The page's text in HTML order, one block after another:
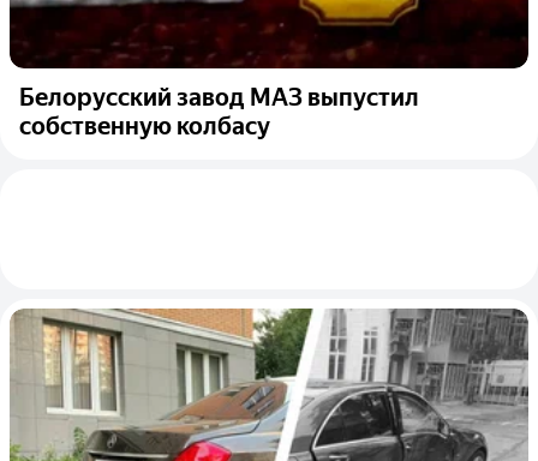
Белорусский завод МАЗ выпустил
собственную колбасу